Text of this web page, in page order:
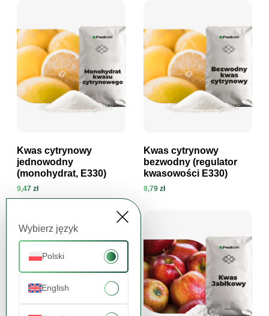
Wybierz język
Polski
English
Zobacz produkt
Kwas cytrynowy
jednowodny
(monohydrat, E330)
9,47 zł
Zobacz produkt
Kwas cytrynowy
bezwodny (regulator
kwasowości E330)
8,79 zł